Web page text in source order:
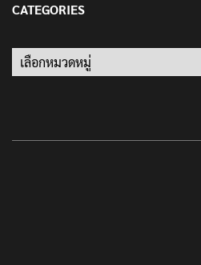
CATEGORIES
Categories